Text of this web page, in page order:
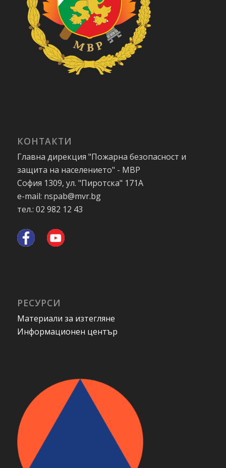
КОНТАКТИ
Главна дирекция "Пожарна безопасност и
защита на населението" - МВР
София 1309, ул. "Пиротска" 171А
e-mail: nspab@mvr.bg
тел.: 02 982 12 43
РЕСУРСИ
Материали за изтегляне
Информационен център